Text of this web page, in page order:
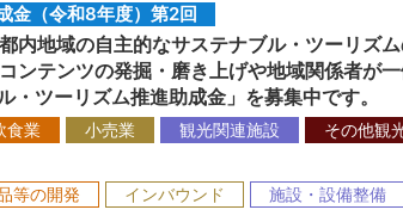
金（令和8年度）第2回
内地域の自主的なサステナブル・ツーリズ
ンテンツの発掘・磨き上げや地域関係者が
ツーリズム推進助成金」を募集中です。
食業 小売業 観光関連施設
その他観
等の開発 インバウンド 施設・設備整備